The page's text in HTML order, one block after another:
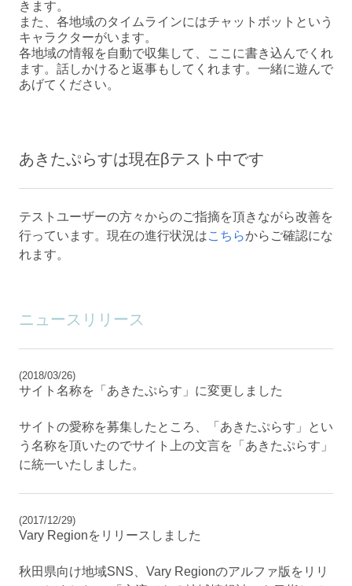
きます。
また、各地域のタイムラインにはチャットボットという
キャラクターがいます。
各地域の情報を自動で収集して、ここに書き込んでくれ
ます。話しかけると返事もしてくれます。一緒に遊んで
あげてください。
あきたぷらすは現在βテスト中です
テストユーザーの方々からのご指摘を頂きながら改善を
行っています。現在の進行状況はこちらからご確認にな
れます。
ニュースリリース
(2018/03/26)
サイト名称を「あきたぷらす」に変更しました
サイトの愛称を募集したところ、「あきたぷらす」とい
う名称を頂いたのでサイト上の文言を「あきたぷらす」
に統一いたしました。
(2017/12/29)
Vary Regionをリリースしました
秋田県向け地域SNS、Vary Regionのアルファ版をリリ